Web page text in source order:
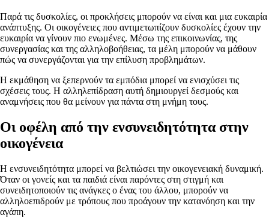
Παρά τις δυσκολίες, οι προκλήσεις μπορούν να είναι και μια ευκαιρία
ανάπτυξης. Οι οικογένειες που αντιμετωπίζουν δυσκολίες έχουν την
ευκαιρία να γίνουν πιο ενωμένες. Μέσω της επικοινωνίας, της
συνεργασίας και της αλληλοβοήθειας, τα μέλη μπορούν να μάθουν
πώς να συνεργάζονται για την επίλυση προβλημάτων.
Η εκμάθηση να ξεπερνούν τα εμπόδια μπορεί να ενισχύσει τις
σχέσεις τους. Η αλληλεπίδραση αυτή δημιουργεί δεσμούς και
αναμνήσεις που θα μείνουν για πάντα στη μνήμη τους.
Οι οφέλη από την ενσυνειδητότητα στην
οικογένεια
Η ενσυνειδητότητα μπορεί να βελτιώσει την οικογενειακή δυναμική.
Όταν οι γονείς και τα παιδιά είναι παρόντες στη στιγμή και
συνειδητοποιούν τις ανάγκες ο ένας του άλλου, μπορούν να
αλληλοεπιδρούν με τρόπους που προάγουν την κατανόηση και την
αγάπη.